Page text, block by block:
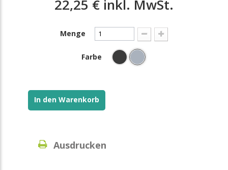
22,25 € inkl. MwSt.
Menge
Farbe
In den Warenkorb
Ausdrucken